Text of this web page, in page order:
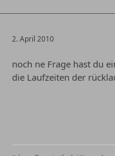
2. April 2010
noch ne Frage hast du
die Laufzeiten der